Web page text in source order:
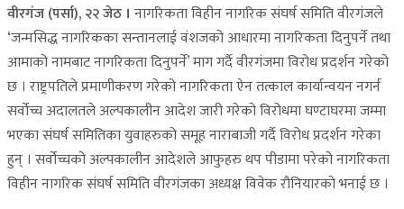
वीरगंज (पर्सा), २२ जेठ । नागरिकता विहीन नागरिक संघर्ष समिति वीरगंजले
‘जन्मसिद्ध नागरिकका सन्तानलाई वंशजको आधारमा नागरिकता दिनुपर्ने तथा
आमाको नामबाट नागरिकता दिनुपर्ने’ माग गर्दै वीरगंजमा विरोध प्रदर्शन गरेको
छ । राष्ट्रपतिले प्रमाणीकरण गरेको नागरिकता ऐन तत्काल कार्यान्वयन नगर्न
सर्वोच्च अदालतले अल्पकालीन आदेश जारी गरेको विरोधमा घण्टाघरमा जम्मा
भएका संघर्ष समितिका युवाहरुको समूह नाराबाजी गर्दै विरोध प्रदर्शन गरेका
हुन् । सर्वोच्चको अल्पकालीन आदेशले आफुहरु थप पीडामा परेको नागरिकता
विहीन नागरिक संघर्ष समिति वीरगंजका अध्यक्ष विवेक रौनियारको भनाई छ ।